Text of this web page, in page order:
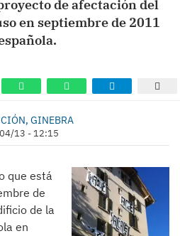
de afectación del
en septiembre de 2011
GINEBRA
13 - 12:15
que está
de
de la
en